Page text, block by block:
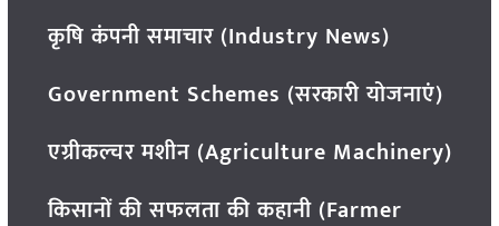
कृषि कंपनी समाचार (Industry News)
Government Schemes (सरकारी योजनाएं)
एग्रीकल्चर मशीन (Agriculture Machinery)
किसानों की सफलता की कहानी (Farmer